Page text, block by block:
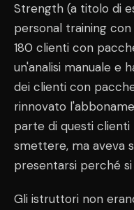
Strength (a titolo di
personal training
180 clienti con
un'analisi manuale e
dei clienti con
rinnovato
parte di questi clienti
smettere, ma aveva
presentarsi perché
Gli istruttori non